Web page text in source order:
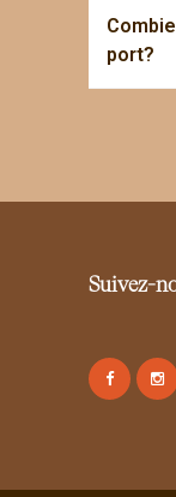
port?
Suivez-